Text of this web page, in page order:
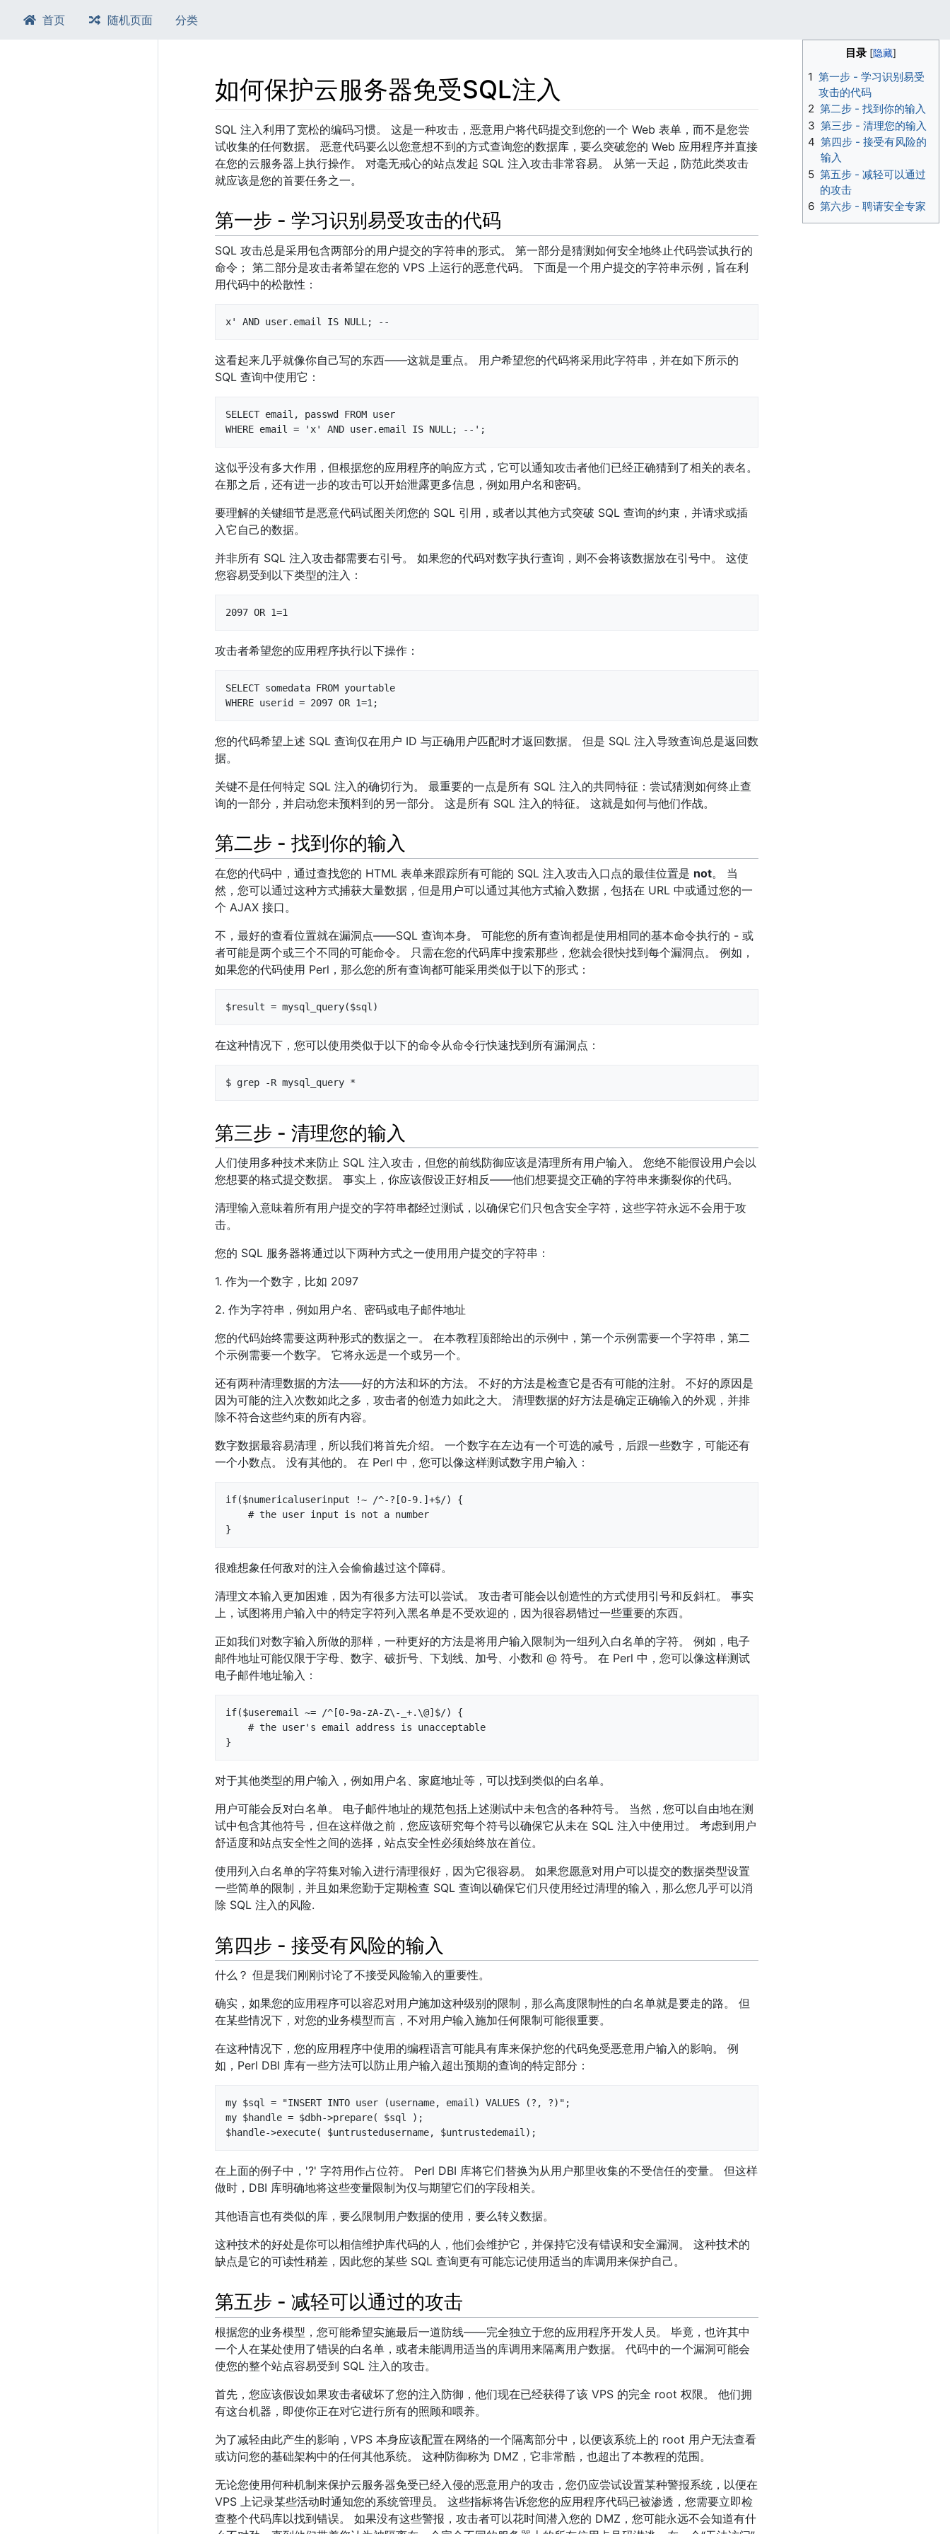
首页 随机页面 分类
如何保护云服务器免受SQL注入
跳转至：导航、​搜索
SQL 注入利用了宽松的编码习惯。 这是一种攻击，恶意用户将代码提交到您的一个 Web 表单，而不是您尝
试收集的任何数据。 恶意代码要么以您意想不到的方式查询您的数据库，要么突破您的 Web 应用程序并直接
在您的云服务器上执行操作。 对毫无戒心的站点发起 SQL 注入攻击非常容易。 从第一天起，防范此类攻击
就应该是您的首要任务之一。
第一步 - 学习识别易受攻击的代码
SQL 攻击总是采用包含两部分的用户提交的字符串的形式。 第一部分是猜测如何安全地终止代码尝试执行的
命令； 第二部分是攻击者希望在您的 VPS 上运行的恶意代码。 下面是一个用户提交的字符串示例，旨在利
用代码中的松散性：
x' AND user.email IS NULL; --
这看起来几乎就像你自己写的东西——这就是重点。 用户希望您的代码将采用此字符串，并在如下所示的
SQL 查询中使用它：
SELECT email, passwd FROM user
WHERE email = 'x' AND user.email IS NULL; --';
这似乎没有多大作用，但根据您的应用程序的响应方式，它可以通知攻击者他们已经正确猜到了相关的表名。
在那之后，还有进一步的攻击可以开始泄露更多信息，例如用户名和密码。
要理解的关键细节是恶意代码试图关闭您的 SQL 引用，或者以其他方式突破 SQL 查询的约束，并请求或插
入它自己的数据。
并非所有 SQL 注入攻击都需要右引号。 如果您的代码对数字执行查询，则不会将该数据放在引号中。 这使
您容易受到以下类型的注入：
2097 OR 1=1
攻击者希望您的应用程序执行以下操作：
SELECT somedata FROM yourtable
WHERE userid = 2097 OR 1=1;
您的代码希望上述 SQL 查询仅在用户 ID 与正确用户匹配时才返回数据。 但是 SQL 注入导致查询总是返回数
据。
关键不是任何特定 SQL 注入的确切行为。 最重要的一点是所有 SQL 注入的共同特征：尝试猜测如何终止查
询的一部分，并启动您未预料到的另一部分。 这是所有 SQL 注入的特征。 这就是如何与他们作战。
第二步 - 找到你的输入
在您的代码中，通过查找您的 HTML 表单来跟踪所有可能的 SQL 注入攻击入口点的最佳位置是 not。 当
然，您可以通过这种方式捕获大量数据，但是用户可以通过其他方式输入数据，包括在 URL 中或通过您的一
个 AJAX 接口。
不，最好的查看位置就在漏洞点——SQL 查询本身。 可能您的所有查询都是使用相同的基本命令执行的 - 或
者可能是两个或三个不同的可能命令。 只需在您的代码库中搜索那些，您就会很快找到每个漏洞点。 例如，
如果您的代码使用 Perl，那么您的所有查询都可能采用类似于以下的形式：
$result = mysql_query($sql)
在这种情况下，您可以使用类似于以下的命令从命令行快速找到所有漏洞点：
$ grep -R mysql_query *
第三步 - 清理您的输入
人们使用多种技术来防止 SQL 注入攻击，但您的前线防御应该是清理所有用户输入。 您绝不能假设用户会以
您想要的格式提交数据。 事实上，你应该假设正好相反——他们想要提交正确的字符串来撕裂你的代码。
清理输入意味着所有用户提交的字符串都经过测试，以确保它们只包含安全字符，这些字符永远不会用于攻
击。
您的 SQL 服务器将通过以下两种方式之一使用用户提交的字符串：
1. 作为一个数字，比如 2097
2. 作为字符串，例如用户名、密码或电子邮件地址
您的代码始终需要这两种形式的数据之一。 在本教程顶部给出的示例中，第一个示例需要一个字符串，第二
个示例需要一个数字。 它将永远是一个或另一个。
还有两种清理数据的方法——好的方法和坏的方法。 不好的方法是检查它是否有可能的注射。 不好的原因是
因为可能的注入次数如此之多，攻击者的创造力如此之大。 清理数据的好方法是确定正确输入的外观，并排
除不符合这些约束的所有内容。
数字数据最容易清理，所以我们将首先介绍。 一个数字在左边有一个可选的减号，后跟一些数字，可能还有
一个小数点。 没有其他的。 在 Perl 中，您可以像这样测试数字用户输入：
if($numericaluserinput !~ /^-?[0-9.]+$/) {
}
很难想象任何敌对的注入会偷偷越过这个障碍。
清理文本输入更加困难，因为有很多方法可以尝试。 攻击者可能会以创造性的方式使用引号和反斜杠。 事实
上，试图将用户输入中的特定字符列入黑名单是不受欢迎的，因为很容易错过一些重要的东西。
正如我们对数字输入所做的那样，一种更好的方法是将用户输入限制为一组列入白名单的字符。 例如，电子
邮件地址可能仅限于字母、数字、破折号、下划线、加号、小数和 @ 符号。 在 Perl 中，您可以像这样测试
电子邮件地址输入：
if($useremail ~= /^[0-9a-zA-Z\-_+.\@]$/) {
}
对于其他类型的用户输入，例如用户名、家庭地址等，可以找到类似的白名单。
用户可能会反对白名单。 电子邮件地址的规范包括上述测试中未包含的各种符号。 当然，您可以自由地在测
试中包含其他符号，但在这样做之前，您应该研究每个符号以确保它从未在 SQL 注入中使用过。 考虑到用户
舒适度和站点安全性之间的选择，站点安全性必须始终放在首位。
使用列入白名单的字符集对输入进行清理很好，因为它很容易。 如果您愿意对用户可以提交的数据类型设置
一些简单的限制，并且如果您勤于定期检查 SQL 查询以确保它们只使用经过清理的输入，那么您几乎可以消
除 SQL 注入的风险.
第四步 - 接受有风险的输入
什么？ 但是我们刚刚讨论了不接受风险输入的重要性。
确实，如果您的应用程序可以容忍对用户施加这种级别的限制，那么高度限制性的白名单就是要走的路。 但
在某些情况下，对您的业务模型而言，不对用户输入施加任何限制可能很重要。
在这种情况下，您的应用程序中使用的编程语言可能具有库来保护您的代码免受恶意用户输入的影响。 例
如，Perl DBI 库有一些方法可以防止用户输入超出预期的查询的特定部分：
my $sql = "INSERT INTO user (username, email) VALUES (?, ?)";
my $handle = $dbh->prepare( $sql );
$handle->execute( $untrustedusername, $untrustedemail);
在上面的例子中，'?' 字符用作占位符。 Perl DBI 库将它们替换为从用户那里收集的不受信任的变量。 但这样
做时，DBI 库明确地将这些变量限制为仅与期望它们的字段相关。
其他语言也有类似的库，要么限制用户数据的使用，要么转义数据。
这种技术的好处是你可以相信维护库代码的人，他们会维护它，并保持它没有错误和安全漏洞。 这种技术的
缺点是它的可读性稍差，因此您的某些 SQL 查询更有可能忘记使用适当的库调用来保护自己。
第五步 - 减轻可以通过的攻击
根据您的业务模型，您可能希望实施最后一道防线——完全独立于您的应用程序开发人员。 毕竟，也许其中
一个人在某处使用了错误的白名单，或者未能调用适当的库调用来隔离用户数据。 代码中的一个漏洞可能会
使您的整个站点容易受到 SQL 注入的攻击。
首先，您应该假设如果攻击者破坏了您的注入防御，他们现在已经获得了该 VPS 的完全 root 权限。 他们拥
有这台机器，即使你正在对它进行所有的照顾和喂养。
为了减轻由此产生的影响，VPS 本身应该配置在网络的一个隔离部分中，以便该系统上的 root 用户无法查看
或访问您的基础架构中的任何其他系统。 这种防御称为 DMZ，它非常酷，也超出了本教程的范围。
无论您使用何种机制来保护云服务器免受已经入侵的恶意用户的攻击，您仍应尝试设置某种警报系统，以便在
VPS 上记录某些活动时通知您的系统管理员。 这些指标将告诉您您的应用程序代码已被渗透，您需要立即检
查整个代码库以找到错误。 如果没有这些警报，攻击者可以花时间潜入您的 DMZ，您可能永远不会知道有什
目录
1 第一步 - 学习识别易受
攻击的代码
2 第二步 - 找到你的输入
3 第三步 - 清理您的输入
4 第四步 - 接受有风险的
输入
5 第五步 - 减轻可以通过
的攻击
6 第六步 - 聘请安全专家